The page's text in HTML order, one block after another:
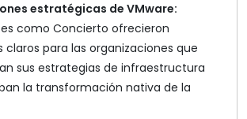
estratégicas de VMware:
como Concierto ofrecieron
claros para las organizaciones que
sus estrategias de infraestructura
la transformación nativa de la